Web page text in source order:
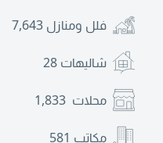
فلل ومنازل 7,643
شاليهات 28
محلات 1,833
مكاتب 581